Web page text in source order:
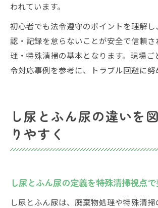
われています。
初心者でも法令遵守のポイントを理解
認・記録を怠らないことが安全で信頼さ
理・特殊清掃の基本となります。現場ご
令対応事例を参考に、トラブル回避に努
し尿とふん尿の違いを
りやすく
し尿とふん尿の定義を特殊清掃視点
し尿とふん尿は、廃棄物処理や特殊清